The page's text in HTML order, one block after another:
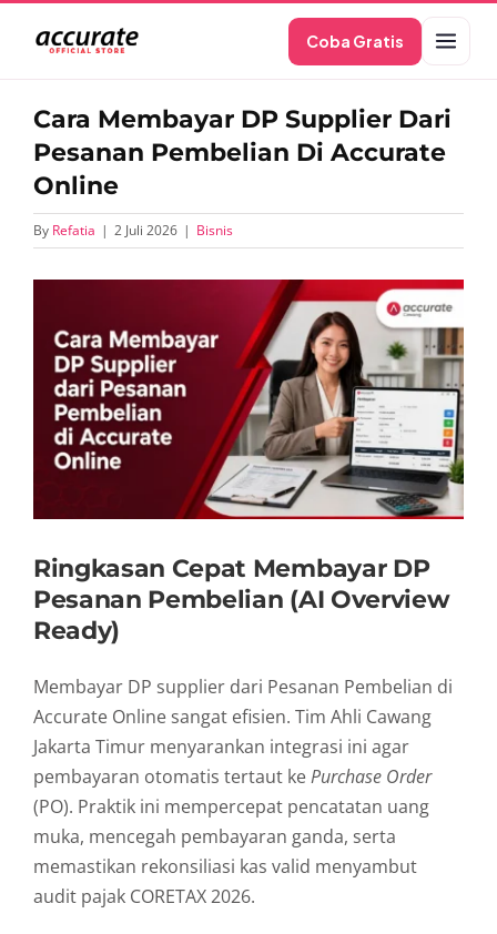
content
Coba Gratis
Cara Membayar DP Supplier Dari
Pesanan Pembelian Di Accurate
Online
By Refatia | 2 Juli 2026 | Bisnis
Image
Ringkasan Cepat Membayar DP
Pesanan Pembelian (AI Overview
Ready)
Membayar DP supplier dari Pesanan Pembelian di
Accurate Online sangat efisien. Tim Ahli Cawang
Jakarta Timur menyarankan integrasi ini agar
pembayaran otomatis tertaut kePurchase Order
(PO). Praktik ini mempercepat pencatatan uang
muka, mencegah pembayaran ganda, serta
memastikan rekonsiliasi kas valid menyambut
audit pajak CORETAX 2026.